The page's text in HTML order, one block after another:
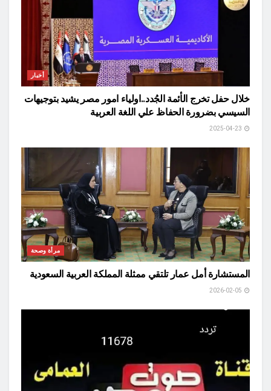
أخبار
خلال حفل تخرج الأئمة الجُدد..اولياء امور مصر يشيد بتوجيهات
السيسي بضرورة الحفاظ علي اللغة العربية
مرأة وصحة
المستشارة أمل عمار تلتقي ممثلة المملكة العربية السعودية